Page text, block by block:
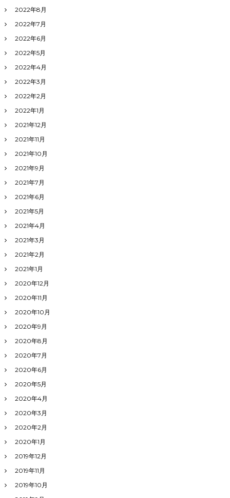
2022年8月
2022年7月
2022年6月
2022年5月
2022年4月
2022年3月
2022年2月
2022年1月
2021年12月
2021年11月
2021年10月
2021年9月
2021年7月
2021年6月
2021年5月
2021年4月
2021年3月
2021年2月
2021年1月
2020年12月
2020年11月
2020年10月
2020年9月
2020年8月
2020年7月
2020年6月
2020年5月
2020年4月
2020年3月
2020年2月
2020年1月
2019年12月
2019年11月
2019年10月